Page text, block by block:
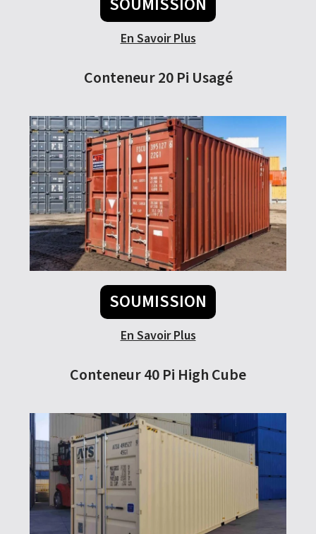
En Savoir Plus
Conteneur 20 Pi Usagé
SOUMISSION
En Savoir Plus
Conteneur 40 Pi High Cube